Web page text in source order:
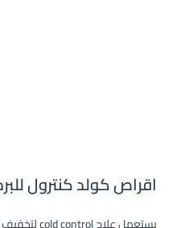
اقراص كولد كنترول
يستعمل علاج cold control لتخفيف الأعراض الناتجة عن نزلات البرد والانفلونزا، بما في ذلك العطس والرشح وآلام الجسم والحمى.